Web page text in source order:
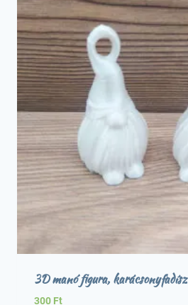
3D manó figura, karácsonyfadísz
300 Ft